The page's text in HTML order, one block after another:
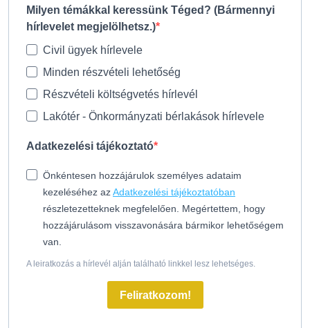
Milyen témákkal keressünk Téged? (Bármennyi
hírlevelet megjelölhetsz.)
Civil ügyek hírlevele
Minden részvételi lehetőség
Részvételi költségvetés hírlevél
Lakótér - Önkormányzati bérlakások hírlevele
Adatkezelési tájékoztató
Önkéntesen hozzájárulok személyes adataim
kezeléséhez azAdatkezelési tájékoztatóban
részletezetteknek megfelelően. Megértettem, hogy
hozzájárulásom visszavonására bármikor lehetőségem
van.
A leiratkozás a hírlevél alján található linkkel lesz lehetséges.
Feliratkozom!